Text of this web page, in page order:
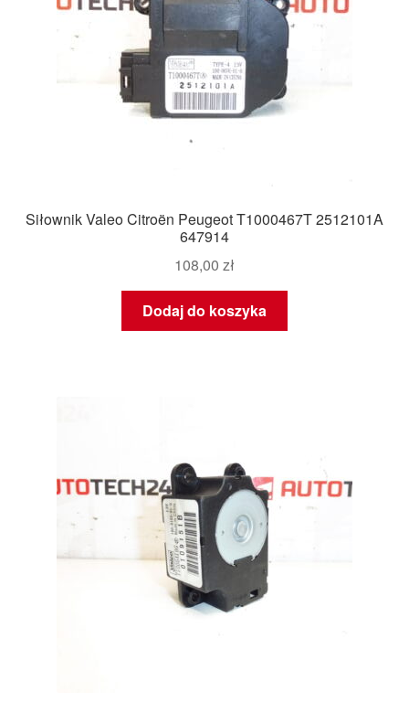
Siłownik Valeo Citroën Peugeot T1000467T 2512101A
647914
108,00 zł
Dodaj do koszyka